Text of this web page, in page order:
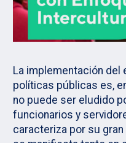
La implementación
políticas públicas es,
no puede ser eludido
funcionarios y
caracteriza por su